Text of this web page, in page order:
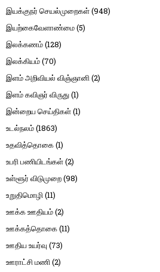
இயக்குநர் செயல்முறைகள்(948)
இயற்கைவேளாண்மை(5)
இலக்கணம்(128)
இலக்கியம்(70)
இளம் அறிவியல் விஞ்ஞானி(2)
இளம் கவிஞர் விருது(1)
இன்றைய செய்திகள்(1)
உடல்நலம்(1863)
உதவித்தொகை(1)
உபரி பணியிடங்கள்(2)
உள்ளூர் விடுமுறை(98)
உறுதிமொழி(11)
ஊக்க ஊதியம்(2)
ஊக்கத்தொகை(11)
ஊதிய உயர்வு (73)
ஊராட்சி மணி(2)